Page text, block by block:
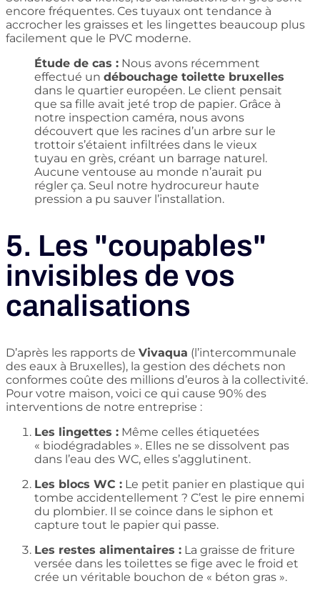
encore fréquentes. Ces tuyaux ont tendance à
accrocher les graisses et les lingettes beaucoup plus
facilement que le PVC moderne.
Étude de cas : Nous avons récemment
effectué un débouchage toilette bruxelles
dans le quartier européen. Le client pensait
que sa fille avait jeté trop de papier. Grâce à
notre inspection caméra, nous avons
découvert que les racines d’un arbre sur le
trottoir s’étaient infiltrées dans le vieux
tuyau en grès, créant un barrage naturel.
Aucune ventouse au monde n’aurait pu
régler ça. Seul notre hydrocureur haute
pression a pu sauver l’installation.
5. Les "coupables"
invisibles de vos
canalisations
D’après les rapports de Vivaqua (l’intercommunale
des eaux à Bruxelles), la gestion des déchets non
conformes coûte des millions d’euros à la collectivité.
Pour votre maison, voici ce qui cause 90% des
interventions de notre entreprise :
Les lingettes : Même celles étiquetées
« biodégradables ». Elles ne se dissolvent pas
dans l’eau des WC, elles s’agglutinent.
Les blocs WC : Le petit panier en plastique qui
tombe accidentellement ? C’est le pire ennemi
du plombier. Il se coince dans le siphon et
capture tout le papier qui passe.
Les restes alimentaires : La graisse de friture
versée dans les toilettes se fige avec le froid et
crée un véritable bouchon de « béton gras ».